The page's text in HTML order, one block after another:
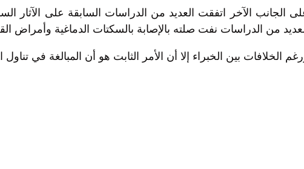
الجانب الآخر اتفقت العديد من الدراسات السابقة على الآثار
من الدراسات نفت صلته بالإصابة بالسكتات الدماغية وأمراض
الخلافات بين الخبراء إلا أن الأمر الثابت هو أن المبالغة في